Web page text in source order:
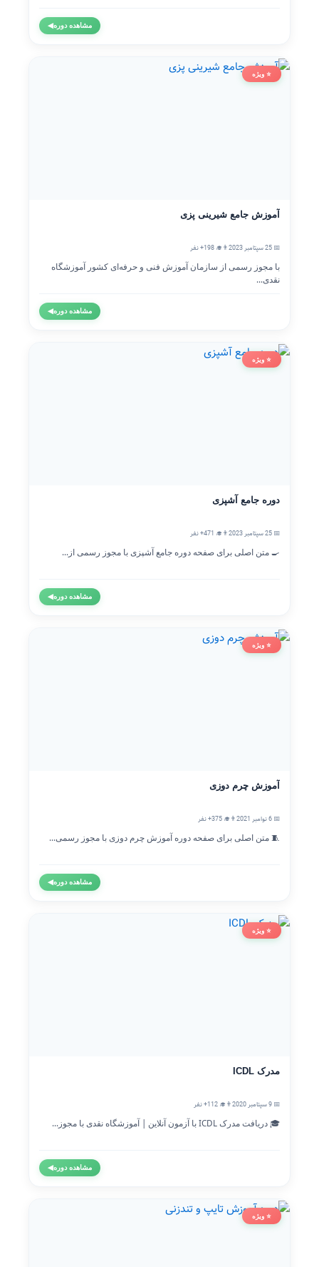
مشاهده دوره◀
⭐ ویژه
آموزش جامع شیرینی پزی
📅 25 سپتامبر 2023
👨‍🎓 198+ نفر
با مجوز رسمی از سازمان آموزش فنی و حرفه‌ای کشور آموزشگاه
نقدی...
مشاهده دوره◀
⭐ ویژه
دوره جامع آشپزی
📅 25 سپتامبر 2023
👨‍🎓 471+ نفر
🍳 متن اصلی برای صفحه دوره جامع آشپزی با مجوز رسمی از...
مشاهده دوره◀
⭐ ویژه
آموزش چرم دوزی
📅 6 نوامبر 2021
👨‍🎓 375+ نفر
🧵 متن اصلی برای صفحه دوره آموزش چرم دوزی با مجوز رسمی...
مشاهده دوره◀
⭐ ویژه
مدرک ICDL
📅 9 سپتامبر 2020
👨‍🎓 112+ نفر
🎓 دریافت مدرک ICDL با آزمون آنلاین | آموزشگاه نقدی با مجوز...
مشاهده دوره◀
⭐ ویژه